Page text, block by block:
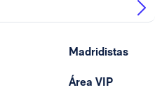
Madridistas
Área VIP